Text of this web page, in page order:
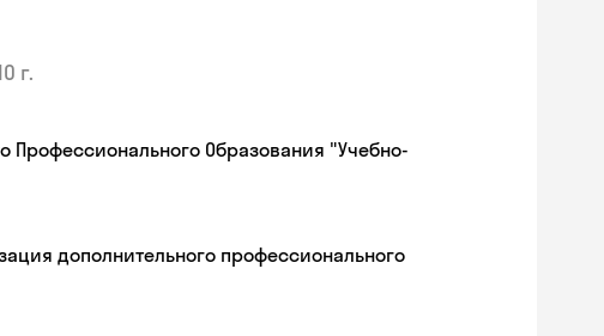
г.
Профессионального Образования "Учебно-
дополнительного профессионального